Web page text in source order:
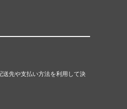
先や支払い方法を利用して決